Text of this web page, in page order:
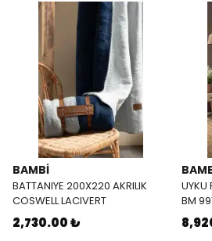
BAMBI
BATTANIYE 200X220 AKRILIK
COSWELL LACIVERT
2,730.00 ₺
UYKU
BM